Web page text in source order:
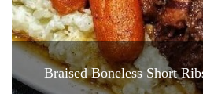
Braised Boneless Short